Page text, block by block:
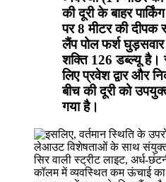
की दूरी के बाहर
पर 8 मीटर की दीपक
लैंप पोल फर्श घुड़सवार
शक्ति 126 डब्ल्यू है।
लिए प्रवेश द्वार और
बीच की दूरी को
गया है।